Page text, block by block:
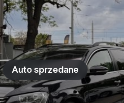
Auto sprzedane